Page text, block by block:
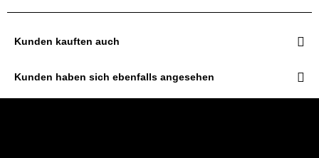
Kunden kauften auch
Kunden haben sich ebenfalls angesehen